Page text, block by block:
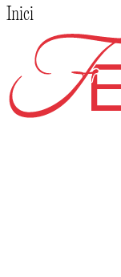
Skip
content
Inici